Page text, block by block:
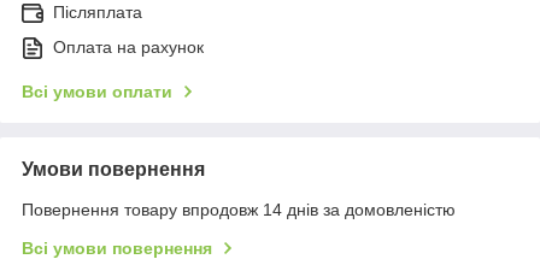
Післяплата
Оплата на рахунок
Всі умови оплати
Умови повернення
Повернення товару впродовж 14 днів за домовленістю
Всі умови повернення